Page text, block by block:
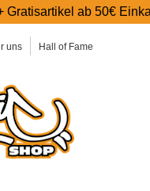
uns Hall of Fame
ab 50€